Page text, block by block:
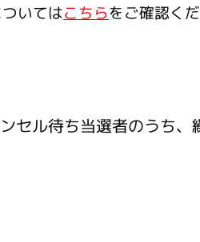
いてはこちらをご確認くだ
セル待ち当選者のうち